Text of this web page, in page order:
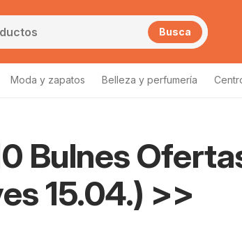
Busca
Moda y zapatos Belleza y perfumería
Bulnes
15.04.) >>